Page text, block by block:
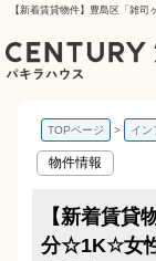
【新着賃貸物件】豊島区「雑
TOPページ イン
物件情報
【新着賃貸
分☆1K☆女